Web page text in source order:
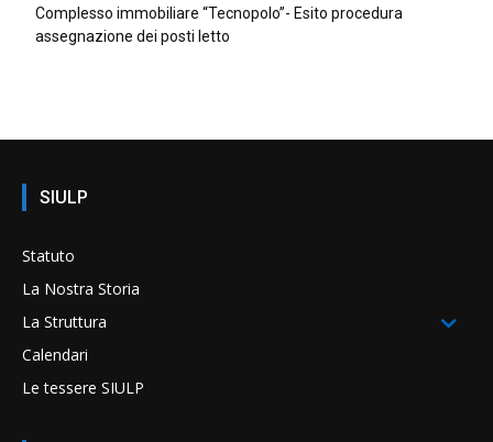
Complesso immobiliare “Tecnopolo”- Esito procedura
assegnazione dei posti letto
SIULP
Statuto
La Nostra Storia
La Struttura
Calendari
Le tessere SIULP